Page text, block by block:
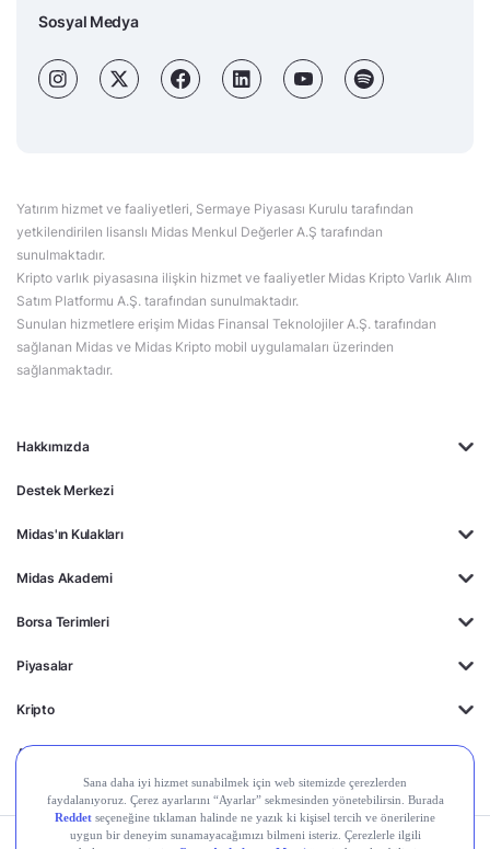
Hakkımızda
Destek Merkezi
Midas'ın Kulakları
Midas Akademi
Borsa Terimleri
Piyasalar
Kripto
Ayrıcalıklar
Sosyal Medya
Yatırım hizmet ve faaliyetleri, Sermaye Piyasası Kurulu tarafından
yetkilendirilen lisanslı Midas Menkul Değerler A.Ş tarafından
sunulmaktadır.
Kripto varlık piyasasına ilişkin hizmet ve faaliyetler Midas Kripto Varlık Alım
Satım Platformu A.Ş. tarafından sunulmaktadır.
Sunulan hizmetlere erişim Midas Finansal Teknolojiler A.Ş. tarafından
sağlanan Midas ve Midas Kripto mobil uygulamaları üzerinden
sağlanmaktadır.